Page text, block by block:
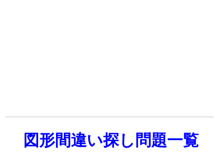
図形間違い探し問題一覧